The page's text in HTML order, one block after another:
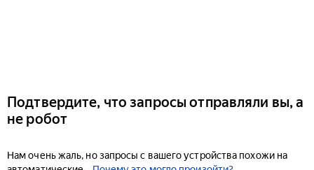
Подтвердите, что запросы отправляли вы, а
не робот
Нам очень жаль, но запросы с вашего устройства похожи на